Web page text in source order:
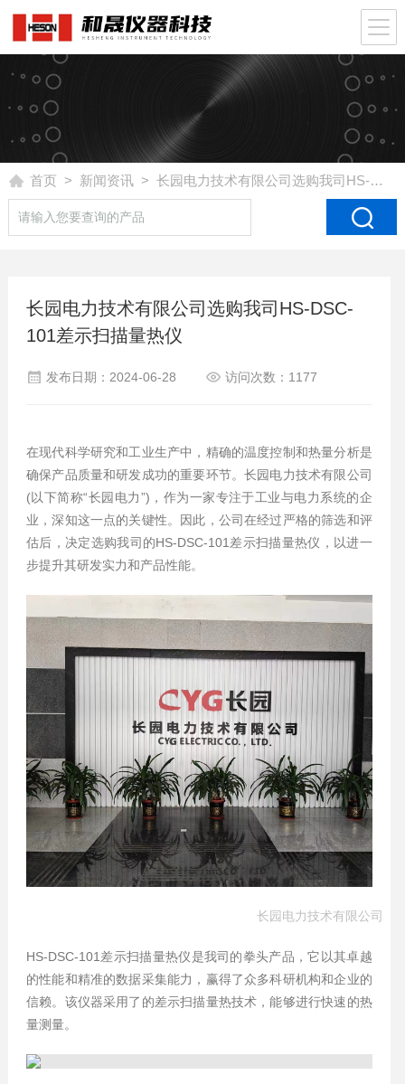
首页 > 新闻资讯> 长园电力技术有限公司选购我司HS-DSC-101差示扫描量热仪
长园电力技术有限公司选购我司HS-DSC-
101差示扫描量热仪
发布日期：2024-06-28 访问次数：1177
在现代科学研究和工业生产中，精确的温度控制和热量分析是
确保产品质量和研发成功的重要环节。长园电力技术有限公司
(以下简称“长园电力”)，作为一家专注于工业与电力系统的企
业，深知这一点的关键性。因此，公司在经过严格的筛选和评
估后，决定选购我司的HS-DSC-101差示扫描量热仪，以进一
步提升其研发实力和产品性能。
长园电力技术有限公司
HS-DSC-101差示扫描量热仪是我司的拳头产品，它以其卓越
的性能和精准的数据采集能力，赢得了众多科研机构和企业的
信赖。该仪器采用了的差示扫描量热技术，能够进行快速的热
量测量。